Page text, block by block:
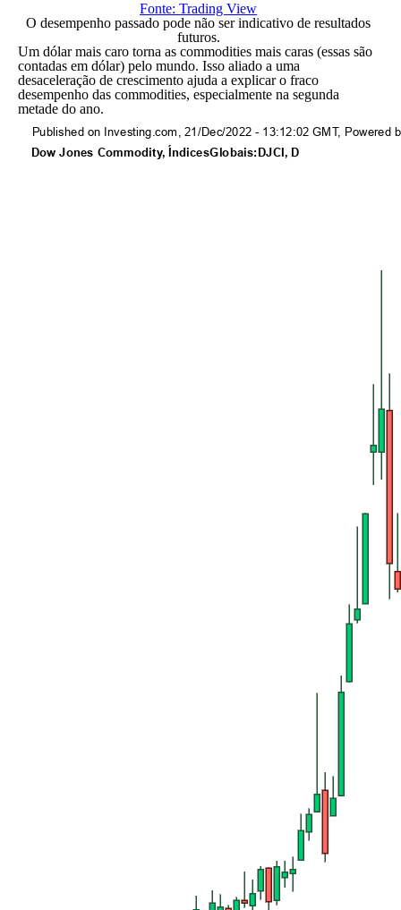
Fonte: Trading View
O desempenho passado pode não ser indicativo de resultados
futuros.
Um dólar mais caro torna as commodities mais caras (essas são
contadas em dólar) pelo mundo. Isso aliado a uma
desaceleração de crescimento ajuda a explicar o fraco
desempenho das commodities, especialmente na segunda
metade do ano.